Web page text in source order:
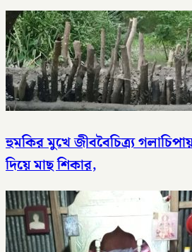
হুমকির মুখে জীববৈচিত্র্য
দিয়ে মাছ শিকার,